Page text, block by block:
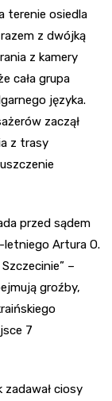
terenie osiedla
z dwójką
z kamery
cała grupa
języka.
zaczął
z trasy
przed sądem
Artura O.
–
groźby,
7
ciosy